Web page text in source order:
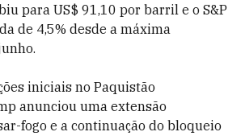
para US$ 91,10 por barril e o S&P
de 4,5% desde a máxima
iniciais no Paquistão
anunciou uma extensão
fogo e a continuação do bloqueio